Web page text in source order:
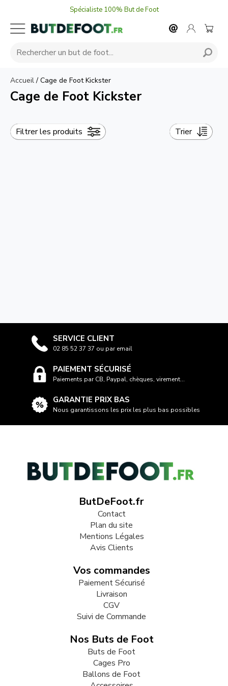
Spécialiste 100% But de Foot
Accueil/ Cage de Foot Kickster
Cage de Foot Kickster
Filtrer les produits Trier
SERVICE CLIENT
02 85 52 37 37 ou par email
PAIEMENT SÉCURISÉ
Paiements par CB, Paypal, chèques, virement...
GARANTIE PRIX BAS
Nous garantissons les prix les plus bas possibles
ButDeFoot.fr
Contact
Plan du site
Mentions Légales
Avis Clients
Vos commandes
Paiement Sécurisé
Livraison
CGV
Suivi de Commande
Nos Buts de Foot
Buts de Foot
Cages Pro
Ballons de Foot